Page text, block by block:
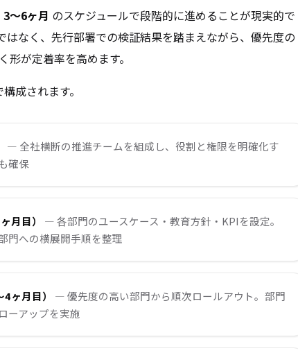
3〜6ヶ月 のスケジュールで段階的に進めることが現実的で
はなく、先行部署での検証結果を踏まえながら、優先度の
が定着率を高めます。
成されます。
— 全社横断の推進チームを組成し、役割と権限を明確化す
確保
月目）
— 各部門のユースケース・教育方針・KPIを設定。
門への横展開手順を整理
ヶ月目）
— 優先度の高い部門から順次ロールアウト。部門
ーアップを実施